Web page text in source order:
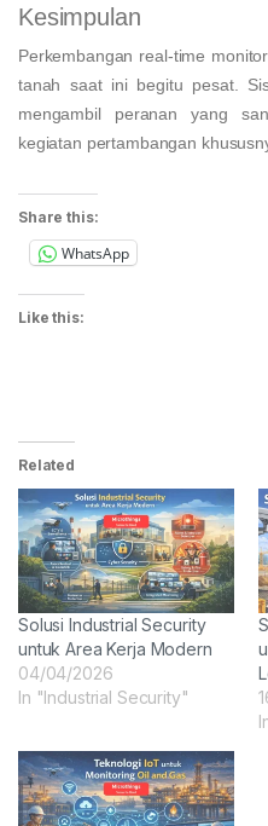
Kesimpulan
Perkembangan real-time
tanah saat ini begitu pesat.
mengambil peranan yang
kegiatan pertambangan
Share this:
WhatsApp
Like this:
Related
Solusi Industrial Security
untuk Area Kerja Modern
04/04/2026
In "Industrial Security"